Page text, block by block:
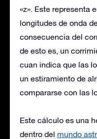
«z». Este representa
longitudes de onda
consecuencia del
de esto es, un
cuan indica que las
un estiramiento de
compararse con las
Este cálculo es una
dentro del mundo